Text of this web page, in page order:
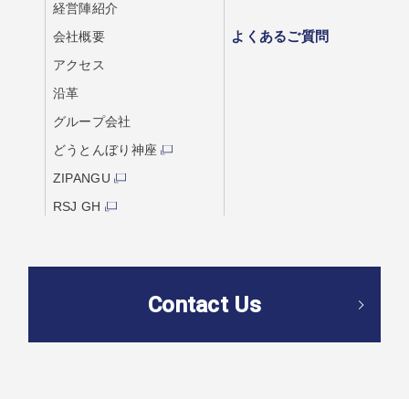
経営陣紹介
会社概要
アクセス
沿革
グループ会社
どうとんぼり神座
ZIPANGU
RSJ GH
よくあるご質問
Contact Us